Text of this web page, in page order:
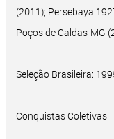
(2011); Persebaya
Poços de Caldas-MG
Seleção Brasileira:
Conquistas Coletivas: